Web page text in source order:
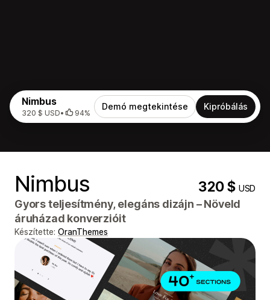
Nimbus
320 $ USD• 94%
Demó megtekintése Kipróbálás
Nimbus 320 $USD
Gyors teljesítmény, elegáns dizájn – Növeld
áruházad konverzióit
Készítette: OranThemes